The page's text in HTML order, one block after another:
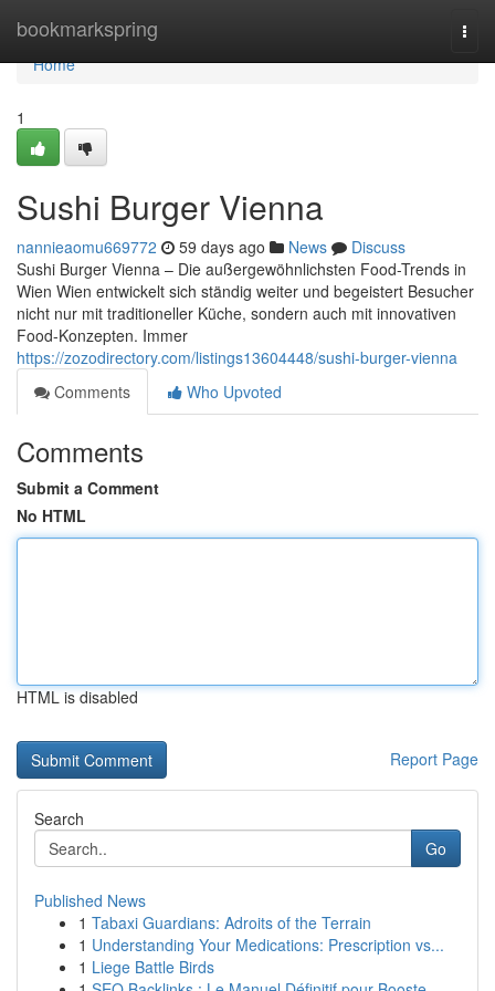
bookmarkspring
Home
Home
1
Sushi Burger Vienna
nannieaomu669772 59 days ago News
Discuss
Sushi Burger Vienna – Die außergewöhnlichsten Food-Trends in
Wien Wien entwickelt sich ständig weiter und begeistert Besucher
nicht nur mit traditioneller Küche, sondern auch mit innovativen
Food-Konzepten. Immer
https://zozodirectory.com/listings13604448/sushi-burger-vienna
Comments
Who Upvoted
Comments
Submit a Comment
No HTML
HTML is disabled
Report Page
Search
Go
Published News
1 Tabaxi Guardians: Adroits of the Terrain
1 Understanding Your Medications: Prescription vs...
1 Liege Battle Birds